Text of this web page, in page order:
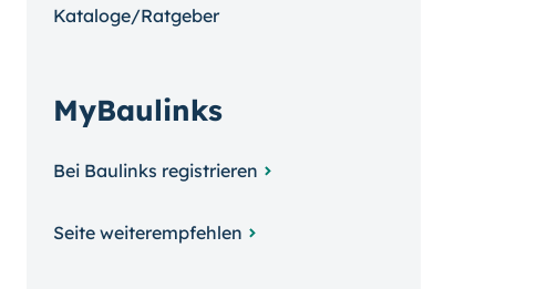
Kataloge/Ratgeber
MyBaulinks
Bei Baulinks registrieren
Seite weiterempfehlen